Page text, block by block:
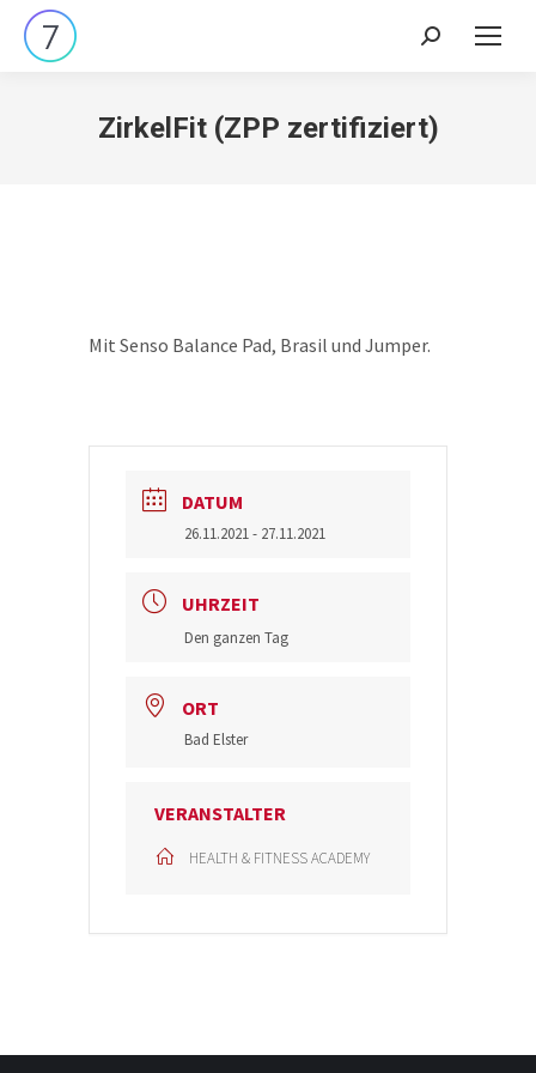
Search:
ZirkelFit (ZPP zertifiziert)
Mit Senso Balance Pad, Brasil und Jumper.
DATUM
26.11.2021- 27.11.2021
UHRZEIT
Den ganzen Tag
ORT
Bad Elster
VERANSTALTER
HEALTH & FITNESS ACADEMY